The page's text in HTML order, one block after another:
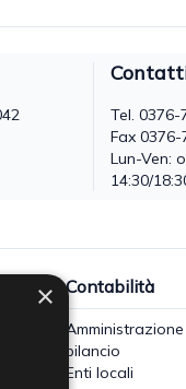
Tel.0376-
Fax 0376-
Lun-Ven:
14:30/
Contabilità
bilancio
Enti locali
×